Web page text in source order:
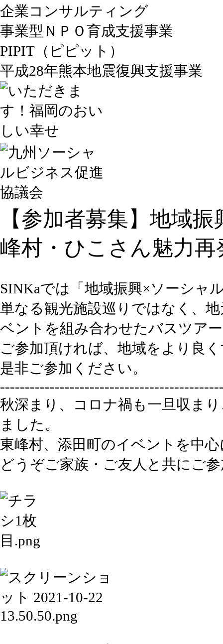
企業コンサルティング
事業型ＮＰＯ育成支援事業
PIPIT（ピピット）
平成28年熊本地震復興支援事業
【参加者募集】地域
峰村・ひこさん魅力
SINKaでは「地域振興×ソーシャ
単なる観光施設巡りではなく、
ベントを組み合わせたバスツア
ご参加頂ければ、地域をより良
是非ご参加ください。
秋深まり、コロナ禍も一旦収ま
ました。
東峰村、添田町のイベントを中
どうぞご家族・ご友人と共にご